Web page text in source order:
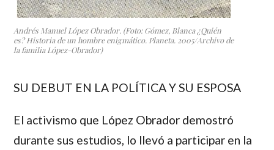
Andrés Manuel López Obrador. (Foto: Gómez, Blanca ¿Quién
es? Historia de un hombre enigmático. Planeta. 2005/Archivo de
la familia López-Obrador)
SU DEBUT EN LA POLÍTICA Y SU ESPOSA
El activismo que López Obrador demostró
durante sus estudios, lo llevó a participar en la